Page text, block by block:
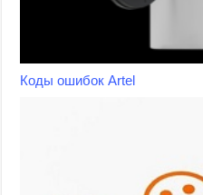
Коды ошибок Artel